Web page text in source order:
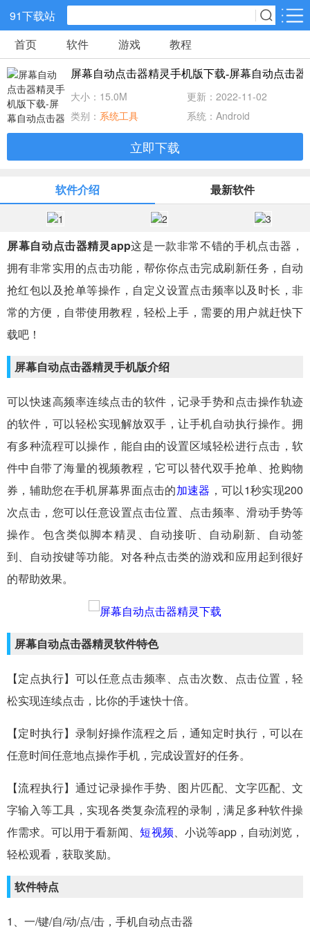
91下载站
网游分类
休闲益智
儿童教育 手游辅助 棋牌游戏
射击吃鸡 传奇游戏 卡牌战略
首页 软件 游戏 教程
屏幕自动点击器精灵手机版下载-屏幕自动点击器
大小：15.0M
更新：2022-11-02
类别： 系统工具 系统：Android
立即下载
软件介绍 最新软件
屏幕自动点击器精灵app这是一款非常不错的手机点击器，
拥有非常实用的点击功能，帮你你点击完成刷新任务，自动
抢红包以及抢单等操作，自定义设置点击频率以及时长，非
常的方便，自带使用教程，轻松上手，需要的用户就赶快下
载吧！
屏幕自动点击器精灵手机版介绍
可以快速高频率连续点击的软件，记录手势和点击操作轨迹
的软件，可以轻松实现解放双手，让手机自动执行操作。拥
有多种流程可以操作，能自由的设置区域轻松进行点击，软
件中自带了海量的视频教程，它可以替代双手抢单、抢购物
券，辅助您在手机屏幕界面点击的加速器 ，可以1秒实现200
次点击，您可以任意设置点击位置、点击频率、滑动手势等
操作。包含类似脚本精灵、自动接听、自动刷新、自动签
到、自动按键等功能。对各种点击类的游戏和应用起到很好
的帮助效果。
屏幕自动点击器精灵软件特色
【定点执行】可以任意点击频率、点击次数、点击位置，轻
松实现连续点击，比你的手速快十倍。
【定时执行】录制好操作流程之后，通知定时执行，可以在
任意时间任意地点操作手机，完成设置好的任务。
【流程执行】通过记录操作手势、图片匹配、文字匹配、文
字输入等工具，实现各类复杂流程的录制，满足多种软件操
作需求。可以用于看新闻、短视频、小说等app，自动浏览，
轻松观看，获取奖励。
软件特点
1、一/键/自/动/点/击，手机自动点击器